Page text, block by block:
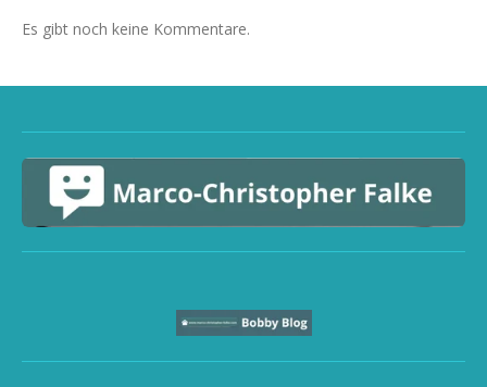
Es gibt noch keine Kommentare.